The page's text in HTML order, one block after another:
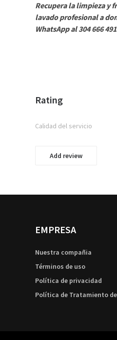
Recupera la limpieza y
lavado profesional a
WhatsApp al 304 666
Rating
Calidad del servicio
Add review
EMPRESA
Nuestra compañia
Términos de uso
Política de privacidad
Política de Tratamiento